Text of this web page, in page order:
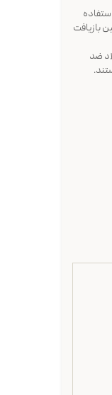
را قبل از استفاده
بازیافت
ضد